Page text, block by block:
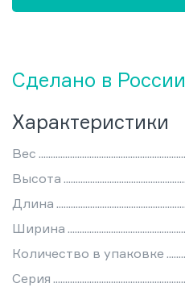
Сделано в России
Характеристики
Вес
Высота
Длина
Ширина
Количество в упаковке
Серия